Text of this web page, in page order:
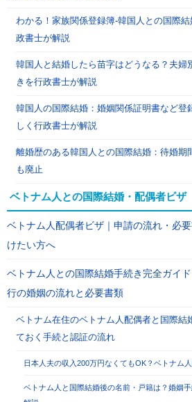
わかる！家族関係登録簿-韓国人との国際
政書士が解説
韓国人と結婚したら苗字はどうなる？夫婦
きを行政書士が解説
韓国人の国際結婚：婚姻関係証明書など登
しく行政書士が解説
離婚歴のある韓国人との国際結婚：待婚期
も廃止
ベトナム人との国際結婚・配偶者ビザ
ベトナム人配偶者ビザ｜申請の流れ・必
けたい方へ
ベトナム人との国際結婚手続き完全ガイ
行の婚姻の流れと必要書類
ベトナム在住のベトナム人配偶者と国際結
ておく手続と認証の流れ
日本人夫の収入200万円なくてもOK？ベトナム
ベトナム人と国際結婚後の名前・戸籍は？婚姻